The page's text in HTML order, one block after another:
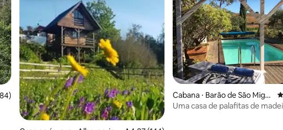
uma avaliação média de 5, 84 avaliações
Cabana ⋅ Barão de São Migu
el
Uma casa de palafitas de